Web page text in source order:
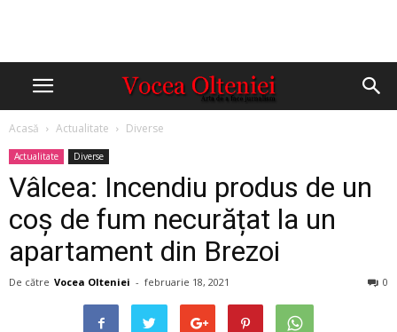
Acasă Actualitate Diverse
Actualitate Diverse
Vâlcea: Incendiu produs de un
coș de fum necurățat la un
apartament din Brezoi
De către Vocea Olteniei - februarie 18, 2021 0